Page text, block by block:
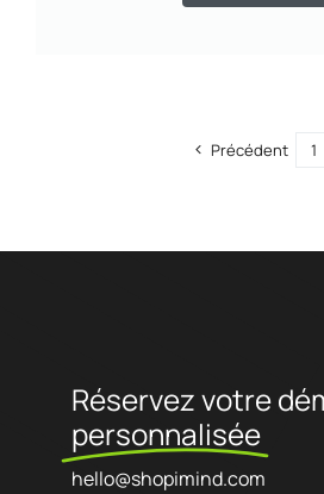
Précédent 1
Réservez votre
personnalisée
hello@shopimind.com